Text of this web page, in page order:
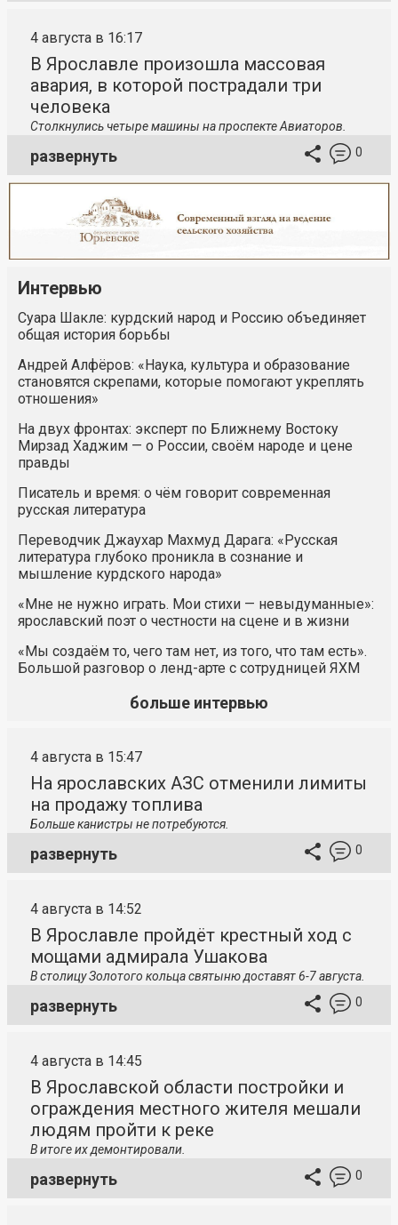
4 августа в 16:17
В Ярославле произошла массовая
авария, в которой пострадали три
человека
Столкнулись четыре машины на проспекте Авиаторов.
развернуть 0
Интервью
Суара Шакле: курдский народ и Россию объединяет
общая история борьбы
Андрей Алфёров: «Наука, культура и образование
становятся скрепами, которые помогают укреплять
отношения»
На двух фронтах: эксперт по Ближнему Востоку
Мирзад Хаджим — о России, своём народе и цене
правды
Писатель и время: о чём говорит современная
русская литература
Переводчик Джаухар Махмуд Дарага: «Русская
литература глубоко проникла в сознание и
мышление курдского народа»
«Мне не нужно играть. Мои стихи — невыдуманные»:
ярославский поэт о честности на сцене и в жизни
«Мы создаём то, чего там нет, из того, что там есть».
Большой разговор о ленд-арте с сотрудницей ЯХМ
больше интервью
4 августа в 15:47
На ярославских АЗС отменили лимиты
на продажу топлива
Больше канистры не потребуются.
развернуть 0
4 августа в 14:52
В Ярославле пройдёт крестный ход с
мощами адмирала Ушакова
В столицуЗолотого кольца святыню доставят 6-7 августа.
развернуть 0
4 августа в 14:45
В Ярославской области постройки и
ограждения местного жителя мешали
людям пройти к реке
В итоге их демонтировали.
развернуть 0